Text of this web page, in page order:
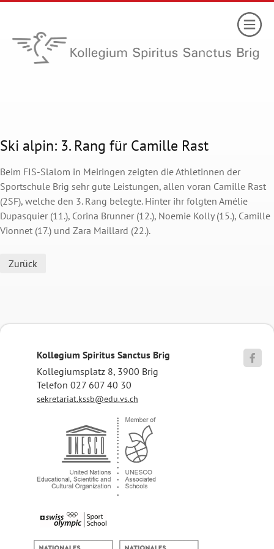
Ski alpin: 3. Rang für Camille Rast
Beim FIS-Slalom in Meiringen zeigten die Athletinnen der
Sportschule Brig sehr gute Leistungen, allen voran Camille Rast
(2SF), welche den 3. Rang belegte. Hinter ihr folgten Amélie
Dupasquier (11.), Corina Brunner (12.), Noemie Kolly (15.), Camille
Vionnet (17.) und Zara Maillard (22.).
Zurück
Kollegium Spiritus Sanctus Brig
Kollegiumsplatz 8, 3900 Brig
Telefon 027 607 40 30
sekretariat.kssb@edu.vs.ch
